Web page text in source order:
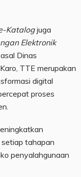
Katalogjuga
Elektronik
Dinas
TTE merupakan
digital
proses
tahapan
penyalahgunaan